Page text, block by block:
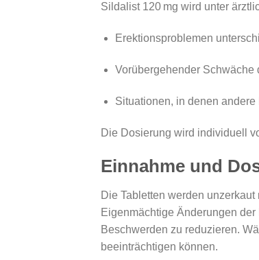
Sildalist 120 mg wird unter
Erektionsproblemen
Vorübergehender Schwäche
Situationen, in denen
Die Dosierung wird individuell
Einnahme und
Die Tabletten werden
Eigenmächtige Änderungen
Beschwerden zu reduzieren.
beeinträchtigen können.